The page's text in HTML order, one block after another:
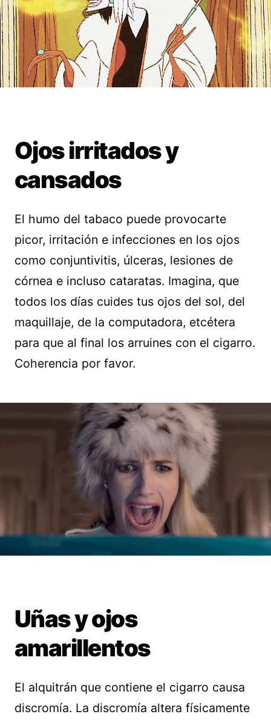
Ojos irritados y
cansados
El humo del tabaco puede provocarte
picor, irritación e infecciones en los ojos
como conjuntivitis, úlceras, lesiones de
córnea e incluso cataratas. Imagina, que
todos los días cuides tus ojos del sol, del
maquillaje, de la computadora, etcétera
para que al final los arruines con el cigarro.
Coherencia por favor.
Uñas y ojos
amarillentos
El alquitrán que contiene el cigarro causa
discromía. La discromía altera físicamente